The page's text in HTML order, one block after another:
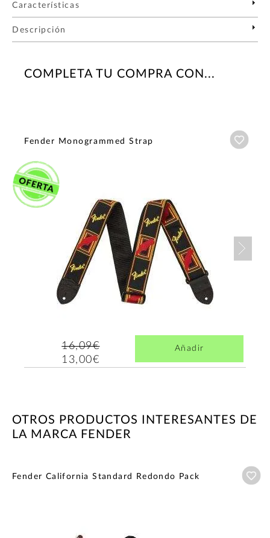
Características
Descripción
COMPLETA TU COMPRA CON...
Fender Monogrammed Strap
16,09€
13,00€
Añadir
OTROS PRODUCTOS INTERESANTES DE
LA MARCA FENDER
Fender California Standard Redondo Pack